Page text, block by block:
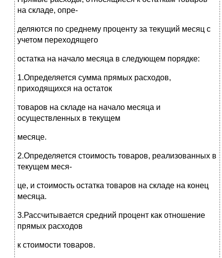
на складе, опре-
деляются по среднему проценту за текущий месяц с
учетом переходящего
остатка на начало месяца в следующем порядке:
1.Определяется сумма прямых расходов,
приходящихся на остаток
товаров на складе на начало месяца и
осуществленных в текущем
месяце.
2.Определяется стоимость товаров, реализованных в
текущем меся-
це, и стоимость остатка товаров на складе на конец
месяца.
3.Рассчитывается средний процент как отношение
прямых расходов
к стоимости товаров.